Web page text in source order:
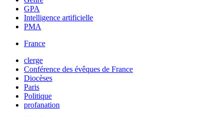
GPA
Intelligence artificielle
PMA
France
clerge
Conférence des évêques de France
Diocèses
Paris
Politique
profanation